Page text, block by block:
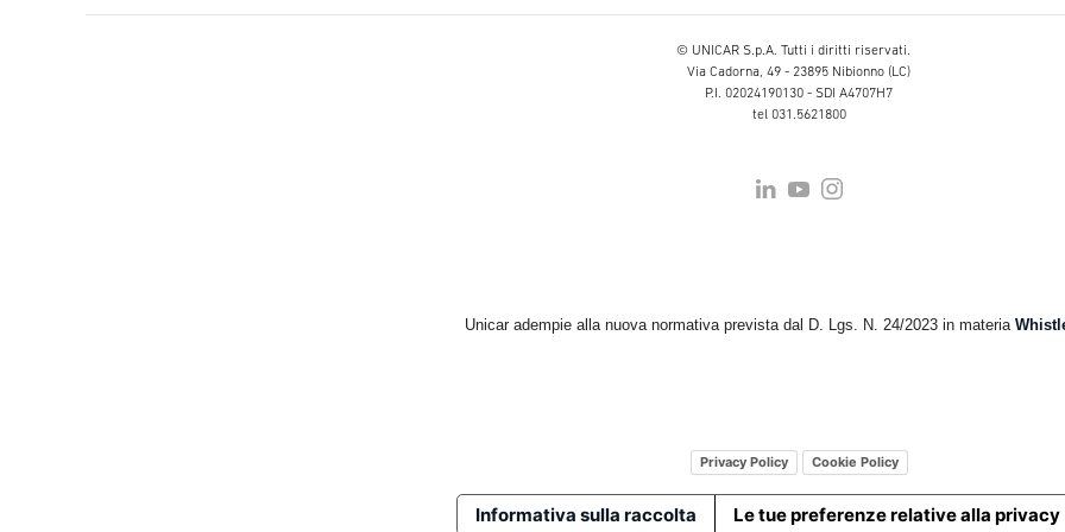
© UNICAR S.p.A. Tutti i diritti riservati.
Via Cadorna, 49 - 23895 Nibionno (LC)
P.I. 02024190130 - SDI A4707H7
tel 031.5621800
Unicar adempie alla nuova normativa prevista dal D. Lgs. N. 24/2023 in materia
Privacy Policy Cookie Policy
Informativa sulla raccolta Le tue preferenze relative alla privacy